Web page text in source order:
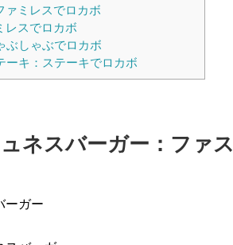
ァミレスでロカボ
レスでロカボ
ぶしゃぶでロカボ
ーキ：ステーキでロカボ
ネスバーガー：ファ